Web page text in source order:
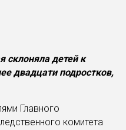
склоняла детей к
двадцати подростков,
Главного
комитета